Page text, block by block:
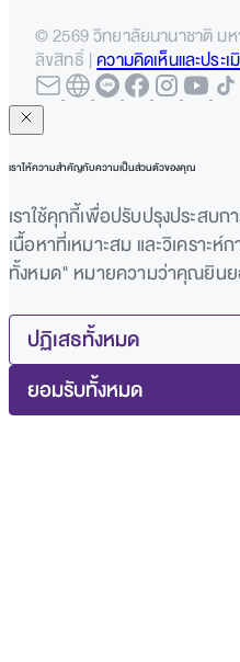
© 2569 วิทยาลัยนานาชาติ ม
ลิขสิทธิ์ |ความคิดเห็นและประเ
เราให้ความสำคัญกับความเป็นส่วนตัวของคุณ
เราใช้คุกกี้เพื่อปรับปรุงประสบ
เนื้อหาที่เหมาะสม และวิเคราะ
ทั้งหมด" หมายความว่าคุณยินย
ปฏิเสธทั้งหมด
ยอมรับทั้งหมด